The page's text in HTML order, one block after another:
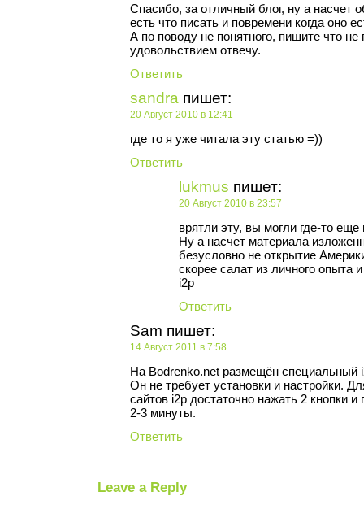
Спасибо, за отличный блог, ну а насчет
есть что писать и повремени когда оно
А по поводу не понятного, пишите что не
удовольствием отвечу.
Ответить
sandra пишет:
20 Август 2010 в 12:41
где то я уже читала эту статью =))
Ответить
lukmus пишет:
20 Август 2010 в 23:57
врятли эту, вы могли где-то еще
Ну а насчет материала
безусловно не открытие
скорее салат из личного опыта
i2p
Ответить
Sam пишет:
14 Август 2011 в 7:58
На Bodrenko.net размещён специальный
Он не требует установки и настройки.
сайтов i2p достаточно нажать 2 кнопки и
2-3 минуты.
Ответить
Leave a Reply